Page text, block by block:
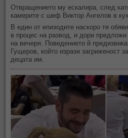
Отвращението му ескалира, след
камерите с шеф Виктор Ангелов в
В един от епизодите наскоро тя
в процес на развод, и дори
на вечеря. Поведението й
Гущеров, който изрази загриженост
децата им.